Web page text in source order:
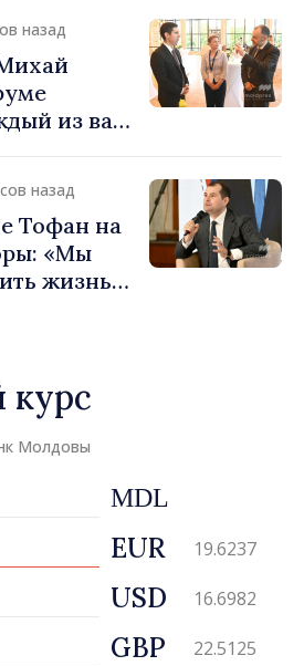
и
пунктам
назад
из вас
назад
Тофан на
«Мы
жизнь
Молдовы
MDL
EUR 19.6237
USD 16.6982
GBP 22.5125